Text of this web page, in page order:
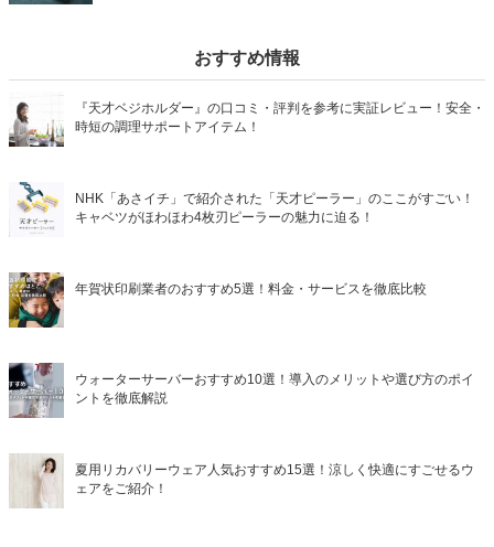
おすすめ情報
『天才ベジホルダー』の口コミ・評判を参考に実証レビュー！安全・
時短の調理サポートアイテム！
NHK「あさイチ」で紹介された「天才ピーラー」のここがすごい！
キャベツがほわほわ4枚刃ピーラーの魅力に迫る！
年賀状印刷業者のおすすめ5選！料金・サービスを徹底比較
ウォーターサーバーおすすめ10選！導入のメリットや選び方のポイ
ントを徹底解説
夏用リカバリーウェア人気おすすめ15選！涼しく快適にすごせるウ
ェアをご紹介！